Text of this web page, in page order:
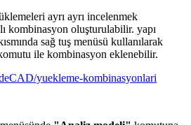
ayrı ayrı incelenmek
kombinasyon oluşturulabilir. yapı
sağ tuş menüsü kullanılarak
ile kombinasyon eklenebilir.
yuekleme-kombinasyonlari